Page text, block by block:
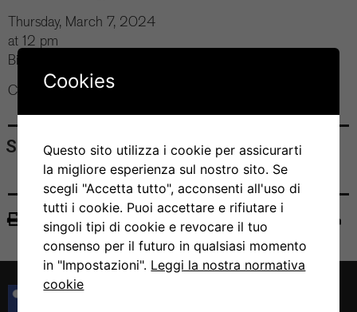
Thursday, March 7, 2024
at 12 pm
Bios+ Seminar Room
Contact: Prof. Davide Robbiani
Share
Print
Istituto di Ricerca in Biomedicina
Cookies
Questo sito utilizza i cookie per assicurarti
la migliore esperienza sul nostro sito. Se
scegli "Accetta tutto", acconsenti all'uso di
tutti i cookie. Puoi accettare e rifiutare i
singoli tipi di cookie e revocare il tuo
consenso per il futuro in qualsiasi momento
in "Impostazioni". Leggi la nostra normativa
cookie